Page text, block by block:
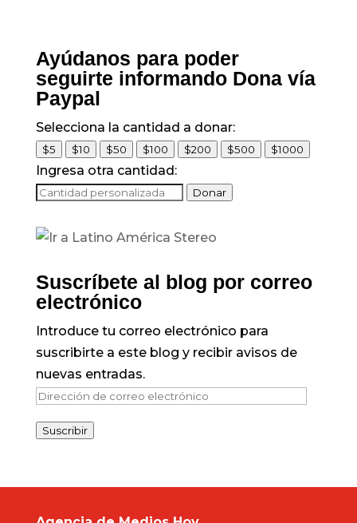
Ayúdanos para poder
seguirte informando Dona vía
Paypal
Selecciona la cantidad a donar:
$5 $10 $50 $100 $200 $500 $1000
Ingresa otra cantidad:
Donar
Suscríbete al blog por correo
electrónico
Introduce tu correo electrónico para
suscribirte a este blog y recibir avisos de
nuevas entradas.
Dirección
correo
Suscribir